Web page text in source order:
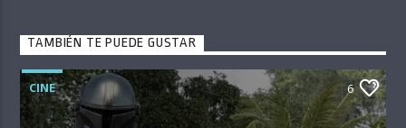
TAMBIÉN TE PUEDE GUSTAR
CINE 6